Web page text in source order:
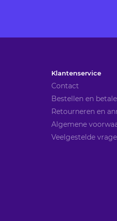
Klantenservice
Contact
Bestellen en
Retourneren en
Algemene
Veelgestelde